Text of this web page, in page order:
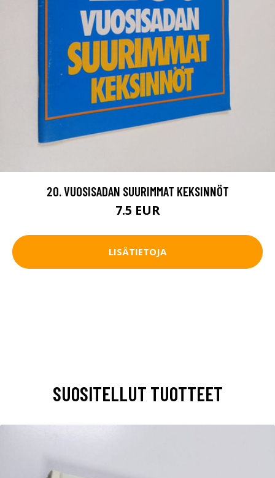
20. VUOSISADAN SUURIMMAT KEKSINNÖT
7.5 EUR
LISÄTIETOJA
SUOSITELLUT TUOTTEET